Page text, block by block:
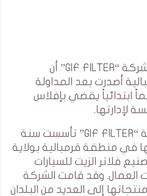
أعلنت النقابة الأساسية لشركة “GIF FILTER” أن
أصدرت بعد المداولة
22 أكتوبر 2024 حكماً ابتدائياً يقضي بإفلاس
لإدارتها.
وتجدر الإشارة إلى أن شركة “GIF FILTER” تأسست سنة
في منطقة قرمبالية بولاية
فلاتر الزيت للسيارات
العمال. وقد قامت الشركة
إلى العديد من البلدان